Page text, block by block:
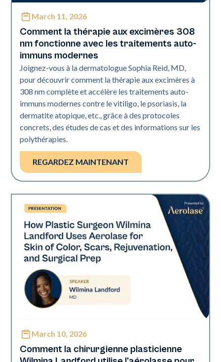
Exci308
March 11, 2026
Comment la thérapie aux excimères 308
nm fonctionne avec les traitements auto-
immuns modernes
Joignez-vous à la dermatologue Sophia Reid, MD,
pour découvrir comment la thérapie aux excimères à
308 nm complète et accélère les traitements auto-
immuns modernes contre le vitiligo, le psoriasis, la
dermatite atopique, etc., grâce à des protocoles
concrets, des études de cas et des informations sur les
polythérapies.
REGARDEZ MAINTENANT
Neo Elite | Présentations
March 10, 2026
Comment la chirurgienne plasticienne